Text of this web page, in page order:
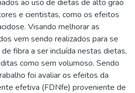
ao uso de dietas de alto grão
e cientistas, como os efeitos
Visando melhorar as
vem sendo realizados para se
fibra a ser incluída nestas dietas,
como sem volumoso. Sendo
foi avaliar os efeitos da
efetiva (FDNfe) proveniente de